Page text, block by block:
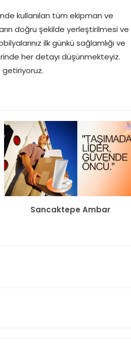
kullanılan tüm ekipman ve
doğru şekilde yerleştirilmesi ve
ilk günkü sağlamlığı ve
her detayı düşünmekteyiz.
getiriyoruz.
Sancaktepe Ambar